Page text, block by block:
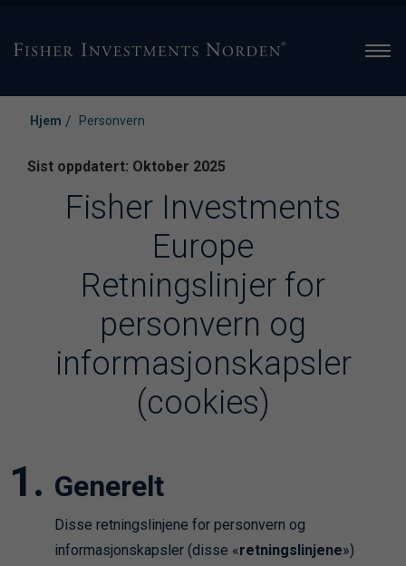
Hjem / Personvern
Sist oppdatert: Oktober 2025
Fisher Investments
Europe
Retningslinjer for
personvern og
informasjonskapsler
(cookies)
Generelt
Disse retningslinjene for personvern og
informasjonskapsler (disse «retningslinjene»)